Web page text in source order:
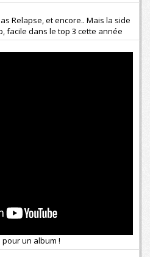
Relapse, et encore.. Mais la side
facile dans le top 3 cette année
un album !